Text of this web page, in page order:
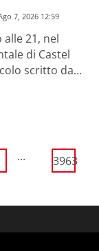
7, 2026 12:59
21, nel
di Castel
scritto da…
... 3963